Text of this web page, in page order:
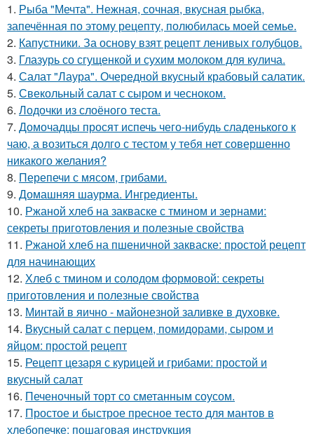
1. Рыба "Мечта". Нежная, сочная, вкусная рыбка,
запечённая по этому рецепту, полюбилась моей семье.
2. Капустники. За основу взят рецепт ленивых голубцов.
3. Глазурь со сгущенкой и сухим молоком для кулича.
4. Салат "Лаура". Очередной вкусный крабовый салатик.
5. Свекольный салат с сыром и чесноком.
6. Лодочки из слоёного теста.
7. Домочадцы просят испечь чего-нибудь сладенького к
чаю, а возиться долго с тестом у тебя нет совершенно
никакого желания?
8. Перепечи с мясом, грибами.
9. Домашняя шаурма. Ингредиенты.
10. Ржаной хлеб на закваске с тмином и зернами:
секреты приготовления и полезные свойства
11. Ржаной хлеб на пшеничной закваске: простой рецепт
для начинающих
12. Хлеб с тмином и солодом формовой: секреты
приготовления и полезные свойства
13. Минтай в яично - майонезной заливке в духовке.
14. Вкусный салат с перцем, помидорами, сыром и
яйцом: простой рецепт
15. Рецепт цезаря с курицей и грибами: простой и
вкусный салат
16. Печеночный торт со сметанным соусом.
17. Простое и быстрое пресное тесто для мантов в
хлебопечке: пошаговая инструкция